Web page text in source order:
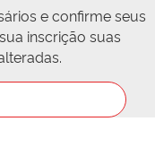
e confirme seus
inscrição suas